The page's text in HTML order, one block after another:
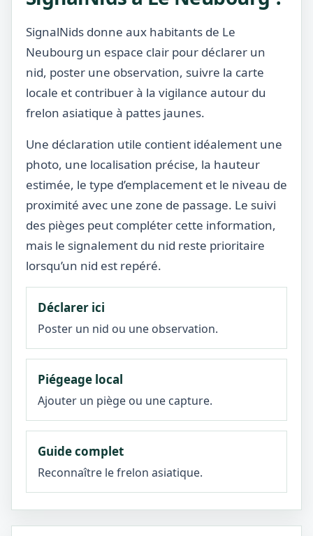
SignalNids donne aux habitants de Le
Neubourg un espace clair pour déclarer un
nid, poster une observation, suivre la carte
locale et contribuer à la vigilance autour du
frelon asiatique à pattes jaunes.
Une déclaration utile contient idéalement une
photo, une localisation précise, la hauteur
estimée, le type d’emplacement et le niveau de
proximité avec une zone de passage. Le suivi
des pièges peut compléter cette information,
mais le signalement du nid reste prioritaire
lorsqu’un nid est repéré.
Déclarer ici
Poster un nid ou une observation.
Piégeage local
Ajouter un piège ou une capture.
Guide complet
Reconnaître le frelon asiatique.